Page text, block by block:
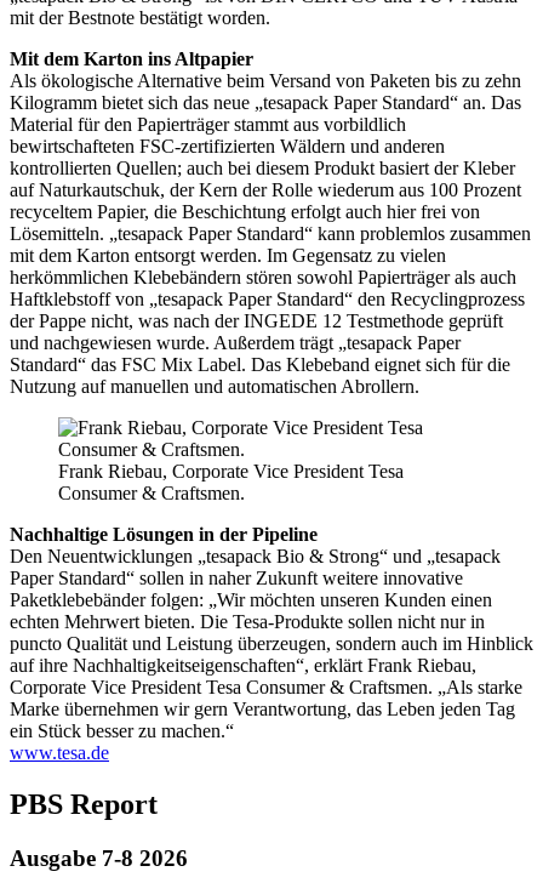
mit der Bestnote bestätigt worden.
Mit dem Karton ins Altpapier
Als ökologische Alternative beim Versand von Paketen bis zu zehn
Kilogramm bietet sich das neue „tesapack Paper Standard“ an. Das
Material für den Papierträger stammt aus vorbildlich
bewirtschafteten FSC-zertifizierten Wäldern und anderen
kontrollierten Quellen; auch bei diesem Produkt basiert der Kleber
auf Naturkautschuk, der Kern der Rolle wiederum aus 100 Prozent
recyceltem Papier, die Beschichtung erfolgt auch hier frei von
Lösemitteln. „tesapack Paper Standard“ kann problemlos zusammen
mit dem Karton entsorgt werden. Im Gegensatz zu vielen
herkömmlichen Klebebändern stören sowohl Papierträger als auch
Haftklebstoff von „tesapack Paper Standard“ den Recyclingprozess
der Pappe nicht, was nach derINGEDE 12 Testmethode geprüft
und nachgewiesen wurde. Außerdem trägt „tesapack Paper
Standard“ das FSC Mix Label. Das Klebeband eignet sich für die
Nutzung auf manuellen und automatischen Abrollern.
Frank Riebau, Corporate Vice President Tesa
Consumer & Craftsmen.
Nachhaltige Lösungen in der Pipeline
Den Neuentwicklungen „tesapack Bio & Strong“ und „tesapack
Paper Standard“ sollen in naher Zukunft weitere innovative
Paketklebebänder folgen: „Wir möchten unseren Kunden einen
echten Mehrwert bieten. Die Tesa-Produkte sollen nicht nur in
puncto Qualität und Leistung überzeugen, sondern auch im Hinblick
auf ihre Nachhaltigkeitseigenschaften“, erklärt Frank Riebau,
Corporate Vice President Tesa Consumer & Craftsmen. „Als starke
Marke übernehmen wir gern Verantwortung, das Leben jeden Tag
ein Stück besser zu machen.“
www.tesa.de
PBS Report
Ausgabe 7-8 2026